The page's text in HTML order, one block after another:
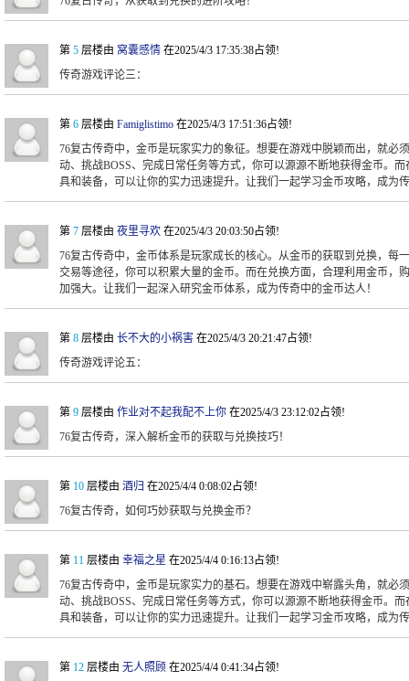
第 5 层楼由 窝囊感情 在2025/4/3 17:35:38占领!
传奇游戏评论三：
第 6 层楼由 Famiglistimo 在2025/4/3 17:51:36占领!
76复古传奇中，金币是玩家实力的象征。想要在游戏中脱颖而出，就必
动、挑战BOSS、完成日常任务等方式，你可以源源不断地获得金币。
具和装备，可以让你的实力迅速提升。让我们一起学习金币攻略，成为
第 7 层楼由 夜里寻欢 在2025/4/3 20:03:50占领!
76复古传奇中，金币体系是玩家成长的核心。从金币的获取到兑换，每
交易等途径，你可以积累大量的金币。而在兑换方面，合理利用金币，
加强大。让我们一起深入研究金币体系，成为传奇中的金币达人！
第 8 层楼由 长不大的小祸害 在2025/4/3 20:21:47占领!
传奇游戏评论五：
第 9 层楼由 作业对不起我配不上你 在2025/4/3 23:12:02占领!
76复古传奇，深入解析金币的获取与兑换技巧！
第 10 层楼由 酒归 在2025/4/4 0:08:02占领!
76复古传奇，如何巧妙获取与兑换金币？
第 11 层楼由 幸福之星 在2025/4/4 0:16:13占领!
76复古传奇中，金币是玩家实力的基石。想要在游戏中崭露头角，就必
动、挑战BOSS、完成日常任务等方式，你可以源源不断地获得金币。
具和装备，可以让你的实力迅速提升。让我们一起学习金币攻略，成为
第 12 层楼由 无人照顾 在2025/4/4 0:41:34占领!